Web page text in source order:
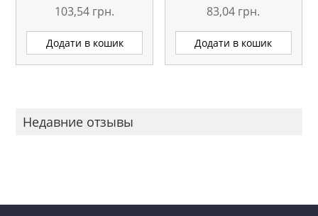
103,54 грн.
Додати в кошик
83,04 грн.
Додати в кошик
Недавние отзывы